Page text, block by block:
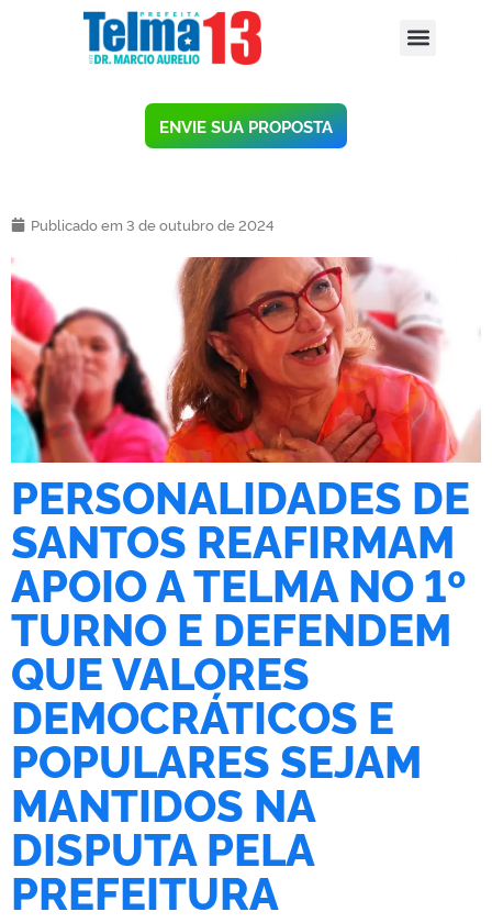
ENVIE SUA PROPOSTA
Publicado em 3 de outubro de 2024
PERSONALIDADES DE
SANTOS REAFIRMAM
APOIO A TELMA NO 1º
TURNO E DEFENDEM
QUE VALORES
DEMOCRÁTICOS E
POPULARES SEJAM
MANTIDOS NA
DISPUTA PELA
PREFEITURA